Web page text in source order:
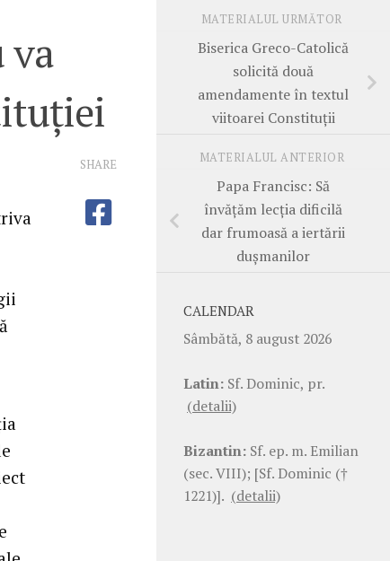
va
SHARE
MATERIALUL URMĂTOR
Biserica Greco-Catolică
solicită două
amendamente în textul
viitoarei Constituţii
MATERIALUL ANTERIOR
Papa Francisc: Să
învăţăm lecţia dificilă
dar frumoasă a iertării
duşmanilor
CALENDAR
Sâmbătă, 8 august 2026
Latin: Sf. Dominic, pr.
(detalii)
Bizantin: Sf. ep. m. Emilian
(sec. VIII); [Sf. Dominic (†
1221)]. (detalii)